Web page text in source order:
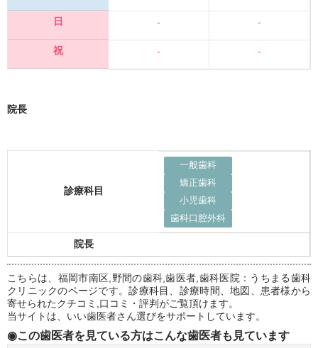
日
祝
-
-
-
-
院長
診療科目
一般歯科
矯正歯科
小児歯科
歯科口腔外科
院長
こちらは、福岡市南区,野間の歯科,歯医者,歯科医院：うちまる歯科
クリニックのページです。診療科目、診療時間、地図、患者様から
寄せられたクチコミ,口コミ・評判がご覧頂けます。
当サイトは、いい歯医者さん選びをサポートしています。
◉この歯医者を見ている方はこんな歯医者も見ています